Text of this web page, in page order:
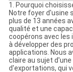
1. Pourquoi
Notre foyer d'usine
plus de 13 années
qualité et une
coopérons avec
à développer des
applications. Nous
claire au sujet
d'exportations, qui